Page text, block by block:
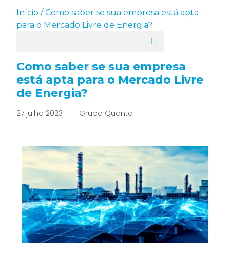
Início /Como saber se sua empresa está apta
para o Mercado Livre de Energia?
Como saber se sua empresa
está apta para o Mercado Livre
de Energia?
27 julho 2023 Grupo Quanta